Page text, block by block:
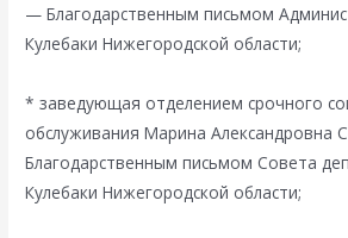
— Благодарственным письмом
Кулебаки Нижегородской области;
* заведующая отделением срочного
обслуживания Марина
Благодарственным письмом Совета
Кулебаки Нижегородской области;